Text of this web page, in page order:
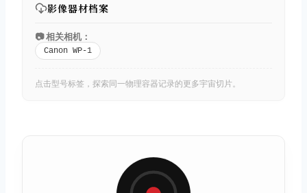
影像器材档案
📷 相关相机：
Canon WP-1
点击型号标签，探索同一物理容器记录的更多宇宙切片。